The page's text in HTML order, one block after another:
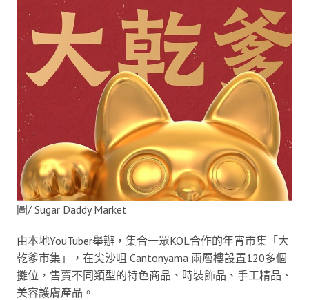
圖/ Sugar Daddy Market
由本地YouTuber舉辦，集合一眾KOL合作的年宵市集「大
乾爹市集」，在尖沙咀 Cantonyama 兩層樓設置120多個
攤位，售賣不同類型的特色商品、時裝飾品、手工精品、
美容護膚產品。